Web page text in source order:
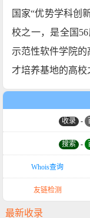
国家“优势学科创
校之一，是全国
示范性软件学院
才培养基地的高校
收录 -
搜索 -
Whois查询
友链检测
最新收录